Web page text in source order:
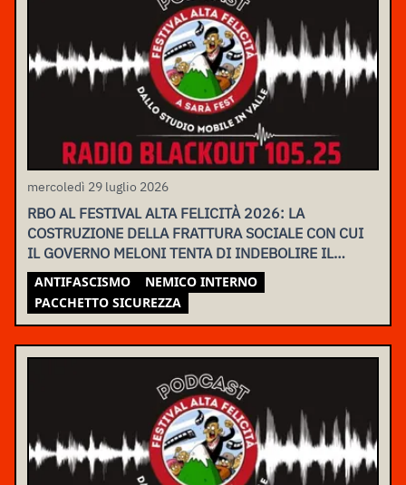
mercoledì 29 luglio 2026
RBO AL FESTIVAL ALTA FELICITÀ 2026: LA
COSTRUZIONE DELLA FRATTURA SOCIALE CON CUI
IL GOVERNO MELONI TENTA DI INDEBOLIRE IL
MOVIMENTO
ANTIFASCISMO
NEMICO INTERNO
PACCHETTO SICUREZZA